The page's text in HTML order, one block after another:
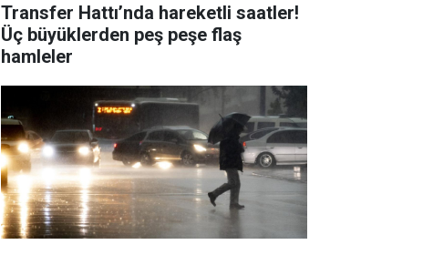
Transfer Hattı’nda hareketli saatler!
Üç büyüklerden peş peşe flaş
hamleler